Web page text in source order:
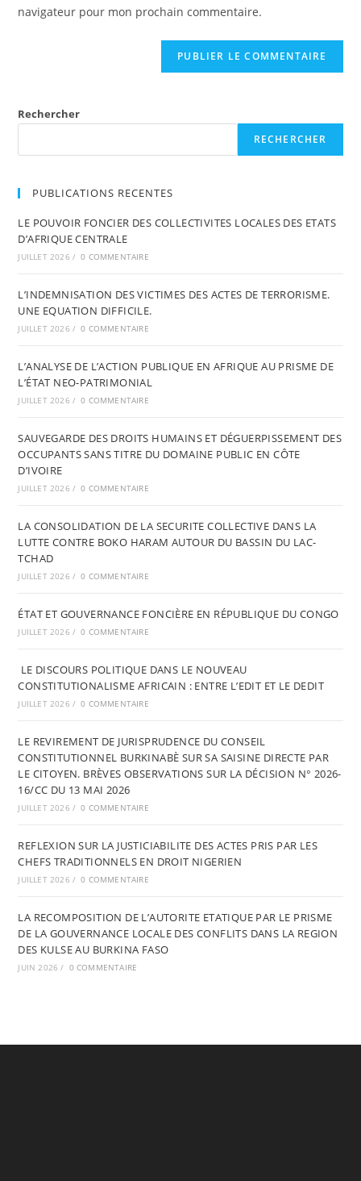
navigateur pour mon prochain commentaire.
Rechercher
RECHERCHER
PUBLICATIONS RECENTES
LE POUVOIR FONCIER DES COLLECTIVITES LOCALES DES ETATS
D’AFRIQUE CENTRALE
JUILLET 2026 / 0 COMMENTAIRE
L’INDEMNISATION DES VICTIMES DES ACTES DE TERRORISME.
UNE EQUATION DIFFICILE.
JUILLET 2026 / 0 COMMENTAIRE
L’ANALYSE DE L’ACTION PUBLIQUE EN AFRIQUE AU PRISME DE
L’ÉTAT NEO-PATRIMONIAL
JUILLET 2026 / 0 COMMENTAIRE
SAUVEGARDE DES DROITS HUMAINS ET DÉGUERPISSEMENT DES
OCCUPANTS SANS TITRE DU DOMAINE PUBLIC EN CÔTE
D’IVOIRE
JUILLET 2026 / 0 COMMENTAIRE
LA CONSOLIDATION DE LA SECURITE COLLECTIVE DANS LA
LUTTE CONTRE BOKO HARAM AUTOUR DU BASSIN DU LAC-
TCHAD
JUILLET 2026 / 0 COMMENTAIRE
ÉTAT ET GOUVERNANCE FONCIÈRE EN RÉPUBLIQUE DU CONGO
JUILLET 2026 / 0 COMMENTAIRE
LE DISCOURS POLITIQUE DANS LE NOUVEAU
CONSTITUTIONALISME AFRICAIN : ENTRE L’EDIT ET LE DEDIT
JUILLET 2026 / 0 COMMENTAIRE
LE REVIREMENT DE JURISPRUDENCE DU CONSEIL
CONSTITUTIONNEL BURKINABÈ SUR SA SAISINE DIRECTE PAR
LE CITOYEN. BRÈVES OBSERVATIONS SUR LA DÉCISION N° 2026-
16/CC DU 13 MAI 2026
JUILLET 2026 / 0 COMMENTAIRE
REFLEXION SUR LA JUSTICIABILITE DES ACTES PRIS PAR LES
CHEFS TRADITIONNELS EN DROIT NIGERIEN
JUILLET 2026 / 0 COMMENTAIRE
LA RECOMPOSITION DE L’AUTORITE ETATIQUE PAR LE PRISME
DE LA GOUVERNANCE LOCALE DES CONFLITS DANS LA REGION
DES KULSE AU BURKINA FASO
JUIN 2026 / 0 COMMENTAIRE